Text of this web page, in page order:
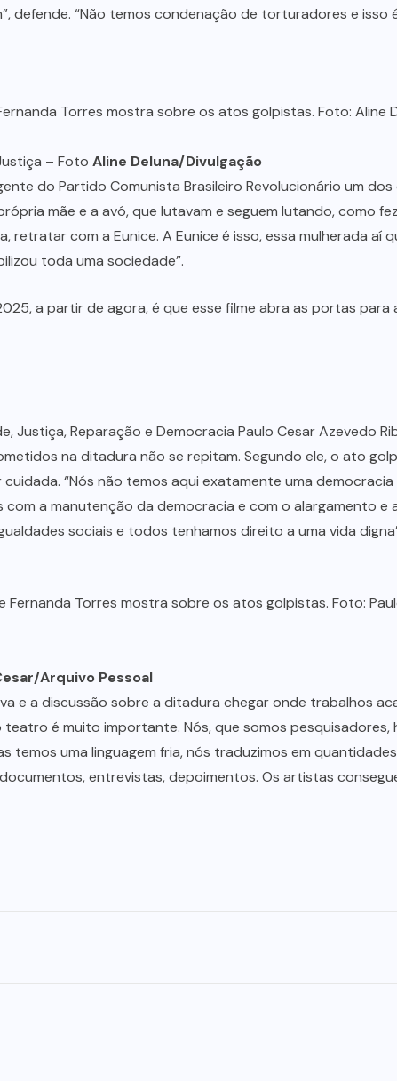
defende. “Não temos condenação de torturadores e isso
– Foto Aline Deluna/Divulgação
do Partido Comunista Brasileiro Revolucionário um
mãe e a avó, que lutavam e seguem lutando, como
retratar com a Eunice. A Eunice é isso, essa mulherada aí
toda uma sociedade”.
a partir de agora, é que esse filme abra as portas
Reparação e Democracia Paulo Cesar Azevedo
na ditadura não se repitam. Segundo ele, o ato
“Nós não temos aqui exatamente uma democracia
a manutenção da democracia e com o alargamento e
sociais e todos tenhamos direito a uma vida
Arquivo Pessoal
e a discussão sobre a ditadura chegar onde trabalhos
é muito importante. Nós, que somos pesquisadores,
uma linguagem fria, nós traduzimos em
entrevistas, depoimentos. Os artistas